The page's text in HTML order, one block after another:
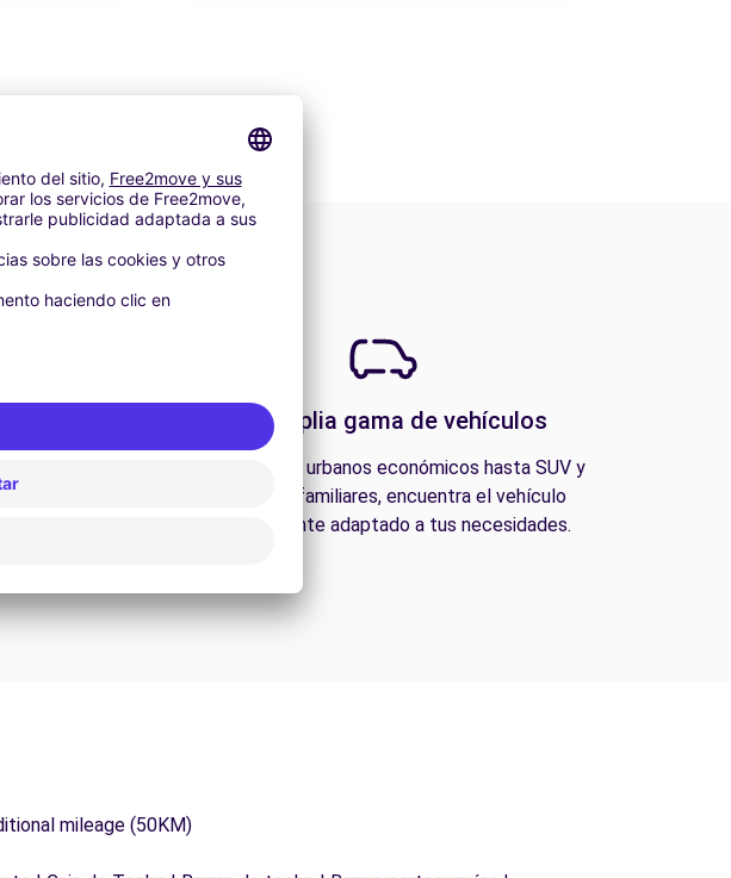
momento
Una amplia gama de vehículos
Desde coches urbanos económicos hasta SUV y
furgonetas familiares, encuentra el vehículo
perfectamente adaptado a tus necesidades.
mileage (50KM)